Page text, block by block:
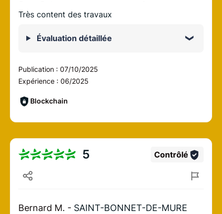
Très content des travaux
Évaluation détaillée
Publication : 07/10/2025
Expérience : 06/2025
Blockchain
5 Contrôlé
Bernard M. - SAINT-BONNET-DE-MURE